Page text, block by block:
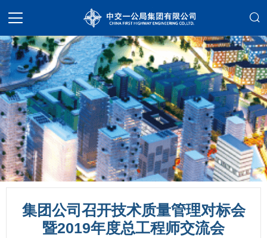
集团公司召开技术质量管理对标会
暨2019年度总工程师交流会